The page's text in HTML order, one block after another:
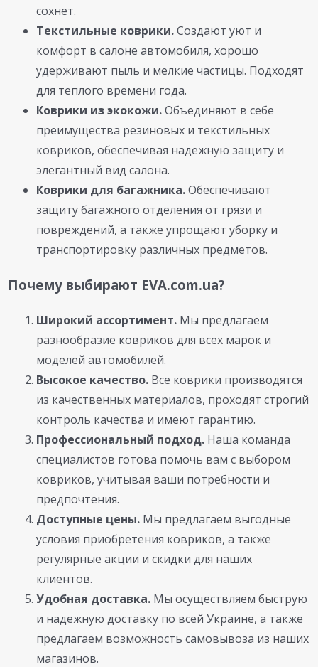
сохнет.
Текстильные коврики.Создают уют и
комфорт в салоне автомобиля, хорошо
удерживают пыль и мелкие частицы. Подходят
для теплого времени года.
Коврики из экокожи.Объединяют в себе
преимущества резиновых и текстильных
ковриков, обеспечивая надежную защиту и
элегантный вид салона.
Коврики для багажника.Обеспечивают
защиту багажного отделения от грязи и
повреждений, а также упрощают уборку и
транспортировку различных предметов.
Почему выбирают EVA.com.ua?
Широкий ассортимент. Мы предлагаем
разнообразие ковриков для всех марок и
моделей автомобилей.
Высокое качество. Все коврики производятся
из качественных материалов, проходят строгий
контроль качества и имеют гарантию.
Профессиональный подход. Наша команда
специалистов готова помочь вам с выбором
ковриков, учитывая ваши потребности и
предпочтения.
Доступные цены. Мы предлагаем выгодные
условия приобретения ковриков, а также
регулярные акции и скидки для наших
клиентов.
Удобная доставка. Мы осуществляем быструю
и надежную доставку по всей Украине, а также
предлагаем возможность самовывоза из наших
магазинов.